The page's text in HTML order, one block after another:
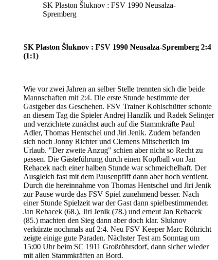
SK Plaston Šluknov : FSV 1990 Neusalza-
Spremberg
SK Plaston Šluknov : FSV 1990 Neusalza-Spremberg 2:4
(1:1)
Wie vor zwei Jahren an selber Stelle trennten sich die beide
Mannschaften mit 2:4. Die erste Stunde bestimmte der
Gastgeber das Geschehen. FSV Trainer Kohlschütter schonte
an diesem Tag die Spieler Andrej Hanzlík und Radek Selinger
und verzichtete zunächst auch auf die Stammkräfte Paul
Adler, Thomas Hentschel und Jiri Jenik. Zudem befanden
sich noch Jonny Richter und Clemens Mitscherlich im
Urlaub. "Der zweite Anzug" schien aber nicht so Recht zu
passen. Die Gästeführung durch einen Kopfball von Jan
Rehacek nach einer halben Stunde war schmeichelhaft. Der
Ausgleich fast mit dem Pausenpfiff dann aber hoch verdient.
Durch die hereinnahme von Thomas Hentschel und Jiri Jenik
zur Pause wurde das FSV Spiel zunehmend besser. Nach
einer Stunde Spielzeit war der Gast dann spielbestimmender.
Jan Rehacek (68.), Jiri Jenik (78.) und erneut Jan Rehacek
(85.) machten den Sieg dann aber doch klar. Sluknov
verkürzte nochmals auf 2:4. Neu FSV Keeper Marc Röhricht
zeigte einige gute Paraden. Nächster Test am Sonntag um
15:00 Uhr beim SC 1911 Großröhrsdorf, dann sicher wieder
mit allen Stammkräften an Bord.